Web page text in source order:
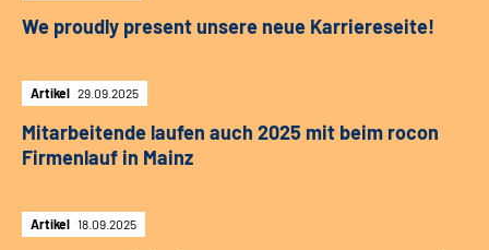
We proudly present unsere neue Karriereseite!
Artikel 29.09.2025
Mitarbeitende laufen auch 2025 mit beim rocon
Firmenlauf in Mainz
Artikel 18.09.2025